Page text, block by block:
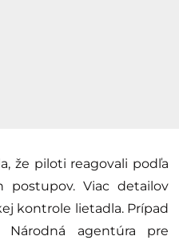
že piloti reagovali podľa
postupov. Viac detailov
kontrole lietadla. Prípad
Národná agentúra pre